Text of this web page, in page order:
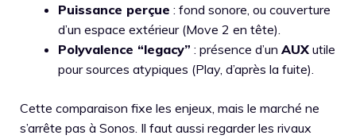
Puissance perçue : fond sonore, ou couverture
d’un espace extérieur (Move 2 en tête).
Polyvalence “legacy” : présence d’un AUX utile
pour sources atypiques (Play, d’après la fuite).
Cette comparaison fixe les enjeux, mais le marché ne
s’arrête pas à Sonos. Il faut aussi regarder les rivaux